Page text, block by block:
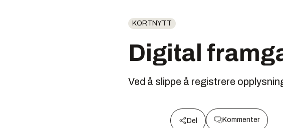
KORTNYTT
Digital
Ved å slippe å registrere
Del Kommenter